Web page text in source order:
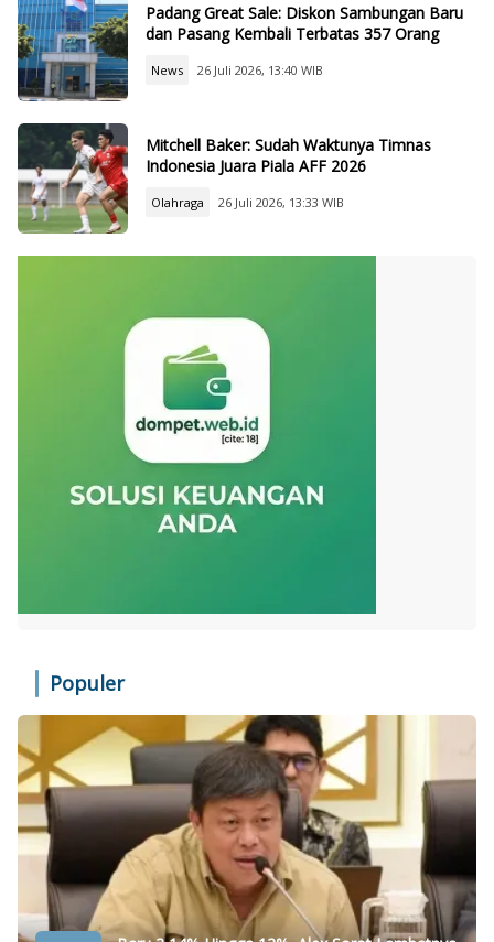
Padang Great Sale: Diskon Sambungan Baru
dan Pasang Kembali Terbatas 357 Orang
News 26 Juli 2026, 13:40 WIB
Mitchell Baker: Sudah Waktunya Timnas
Indonesia Juara Piala AFF 2026
Olahraga 26 Juli 2026, 13:33 WIB
Populer